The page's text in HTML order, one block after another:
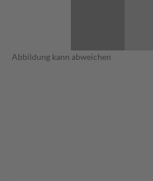
Abbildung kann abweichen